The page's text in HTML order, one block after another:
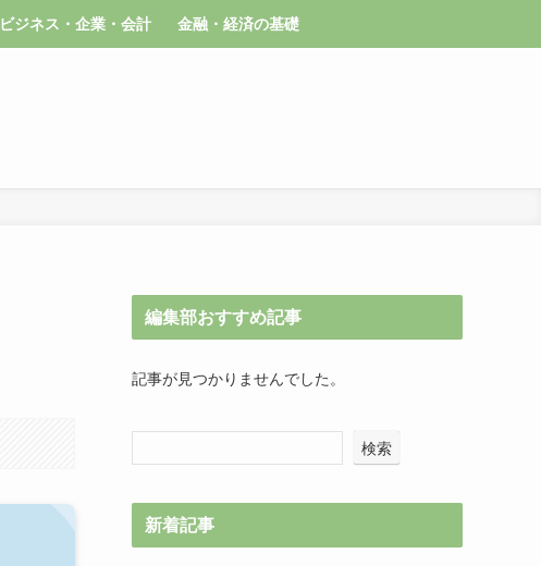
ビジネス・企業・会計 金融・経済の基礎
編集部おすすめ記事
記事が見つかりませんでした。
検索
新着記事